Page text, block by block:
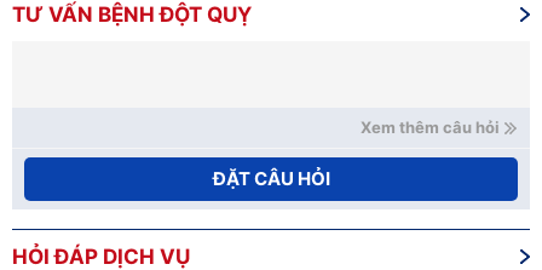
TƯ VẤN BỆNH ĐỘT QUỴ
Xem thêm câu hỏi
ĐẶT CÂU HỎI
HỎI ĐÁP DỊCH VỤ